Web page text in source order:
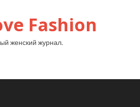
Fashion
женский журнал.